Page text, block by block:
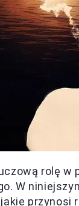
rolę
W